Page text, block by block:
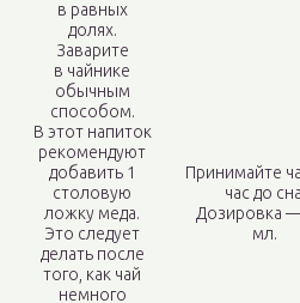
в равных
долях.
Заварите
в чайнике
обычным
способом.
В этот напиток
рекомендуют
добавить 1
столовую
ложку меда.
Это следует
делать после
того, как чай
немного
Принимайте
час до
Дозировка
мл.